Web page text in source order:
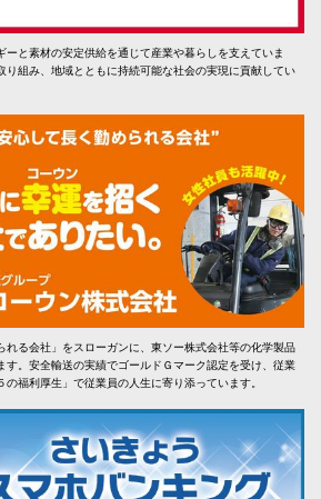
ーと素材の安定供給を通じて産業や暮らしを支えていま
り組み、地域とともに持続可能な社会の実現に貢献してい
る会社」をスローガンに、東ソー株式会社等の化学製品
す。安全輸送の実績でゴールドＧマーク認定を受け、従業
の福利厚生」で従業員の人生に寄り添っています。